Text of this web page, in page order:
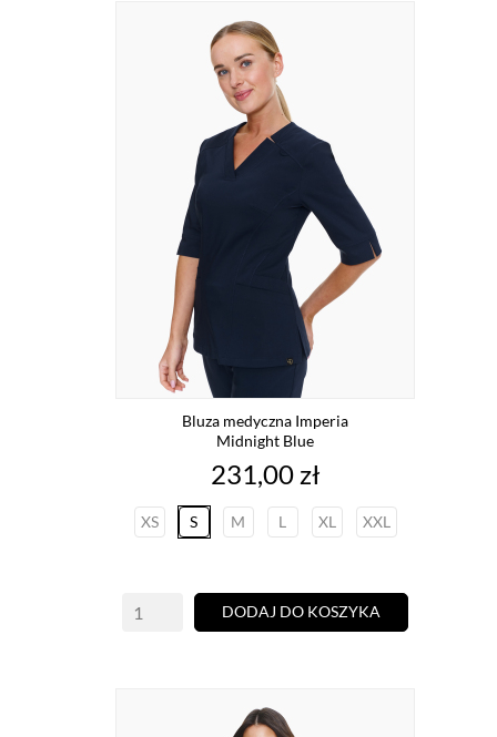
Bluza medyczna Imperia
Midnight Blue
Cena
231,00 zł
XS S M L XL XXL
DODAJ DO KOSZYKA